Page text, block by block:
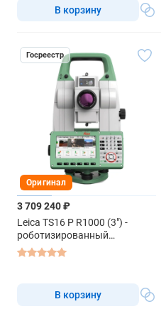
В корзину
Госреестр
Оригинал
3 709 240 ₽
Leica TS16 P R1000 (3") -
роботизированный
тахеометр
В корзину